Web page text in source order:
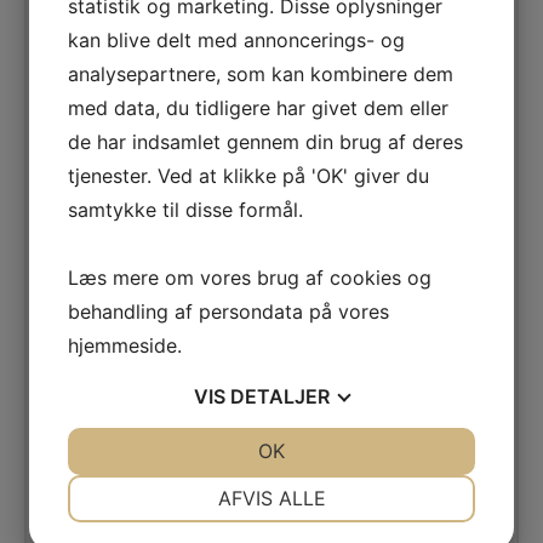
dbl. værelse. Vores kunder er super glade for
prisen på Lagos de Cesar, og hotellet er
meget benyttet af de kunder der rejser på
langtidsrejse.
Værelser: Lagos de Cesar består af 116
rummelige juniorsuiter på ca. 50 m2. De
er lyst og pænt indrettet og har alle
aircondition, minibar, safetybox (mod
hårtørrer. Der er opholdsplads med sofa
samt separat soveværelse. Alle værelser er
med balkon/terrasse. Der er gratis WIFI i
Der kan opgraderes til poolview, hvilket vi hos
Hjerting Rejser Anbefaler. Med poolview får
man mest muligt sol og mulighed for evt.
statistik og marketing. Disse oplysninger
kan blive delt med annoncerings- og
analysepartnere, som kan kombinere dem
med data, du tidligere har givet dem eller
de har indsamlet gennem din brug af deres
tjenester. Ved at klikke på 'OK' giver du
samtykke til disse formål.
Læs mere om vores brug af cookies og
behandling af persondata på vores
hjemmeside.
VIS DETALJER
AFVIS ALLE
OK